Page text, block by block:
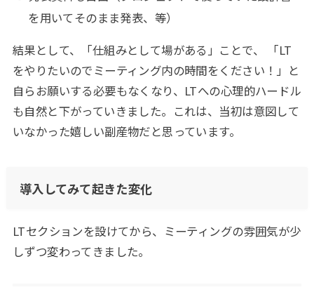
を用いてそのまま発表、等）
結果として、「仕組みとして場がある」ことで、 「LT
をやりたいのでミーティング内の時間をください！」と
自らお願いする必要もなくなり、LTへの心理的ハードル
も自然と下がっていきました。これは、当初は意図して
いなかった嬉しい副産物だと思っています。
導入してみて起きた変化
LTセクションを設けてから、ミーティングの雰囲気が少
しずつ変わってきました。